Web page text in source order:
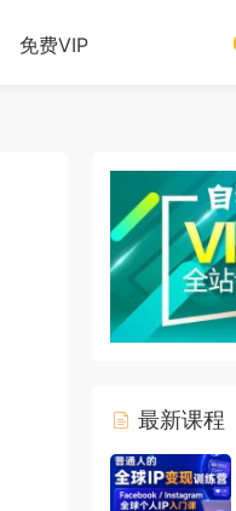
免费VIP
最新课程